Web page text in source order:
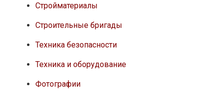
Стройматериалы
Строительные бригады
Техника безопасности
Техника и оборудование
Фотографии